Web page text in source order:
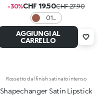
-30%CHF 19.50CHF 27.90
01
Fluffy
Flush
AGGIUNGI AL
CARRELLO
Rossetto dal finish satinato intenso
Shapechanger Satin Lipstick